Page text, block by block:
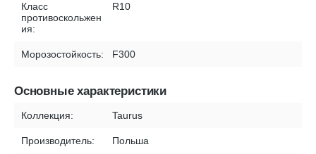
Класс
противоскольжен
ия:
R10
Морозостойкость: F300
Основные характеристики
Коллекция: Taurus
Производитель: Польша